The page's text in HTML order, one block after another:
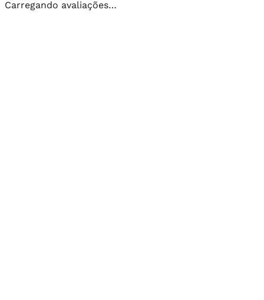
Carregando avaliações…